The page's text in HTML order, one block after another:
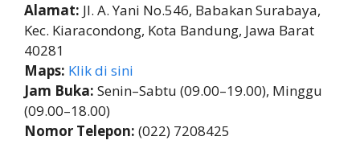
Alamat: Jl. A. Yani No.546, Babakan Surabaya,
Kec. Kiaracondong, Kota Bandung, Jawa Barat
40281
Maps: Klik di sini
Jam Buka: Senin–Sabtu (09.00–19.00), Minggu
(09.00–18.00)
Nomor Telepon: (022) 7208425